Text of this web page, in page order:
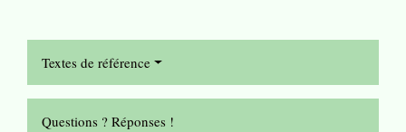
Textes de référence
Questions ? Réponses !